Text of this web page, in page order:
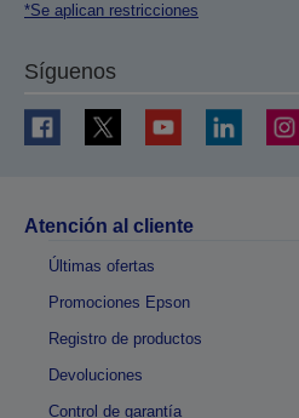
*Se aplican restricciones
Síguenos
Atención al cliente
Últimas ofertas
Promociones Epson
Registro de productos
Devoluciones
Control de garantía